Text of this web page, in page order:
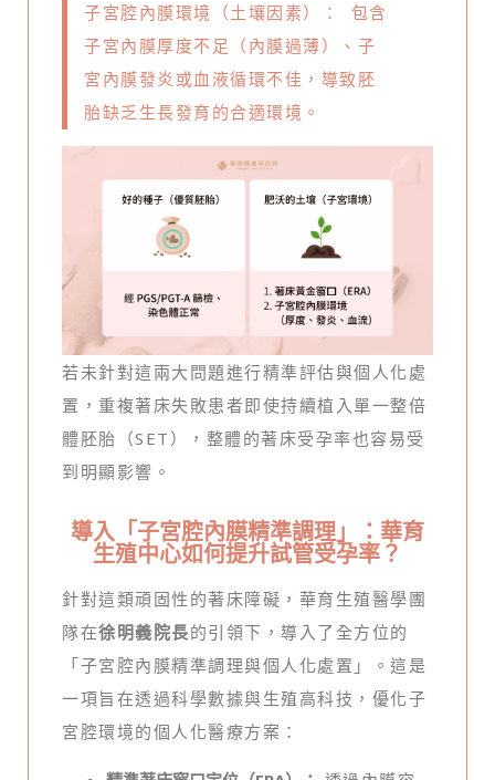
子宮腔內膜環境（土壤因素）： 包含
子宮內膜厚度不足（內膜過薄）、子
宮內膜發炎或血液循環不佳，導致胚
胎缺乏生長發育的合適環境。
若未針對這兩大問題進行精準評估與個人化處
置，重複著床失敗患者即使持續植入單一整倍
體胚胎（SET），整體的著床受孕率也容易受
到明顯影響。
導入「子宮腔內膜精準調理」：華育
生殖中心如何提升試管受孕率？
針對這類頑固性的著床障礙，華育生殖醫學團
隊在徐明義院長的引領下，導入了全方位的
「子宮腔內膜精準調理與個人化處置」。這是
一項旨在透過科學數據與生殖高科技，優化子
宮腔環境的個人化醫療方案：